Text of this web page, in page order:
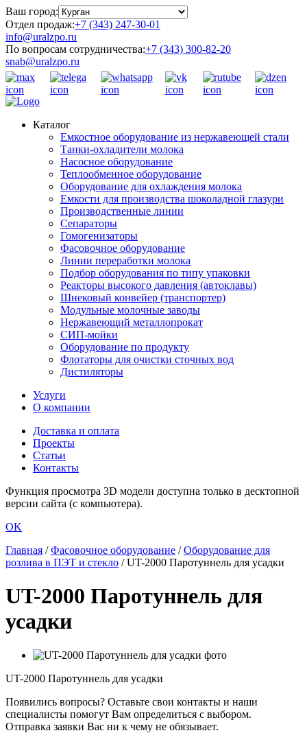
Ваш город:
Отдел продаж:+7 (343) 247-30-01
info@uralzpo.ru
По вопросам сотрудничества:+7 (343) 300-82-20
snab@uralzpo.ru
Каталог
Емкостное оборудование из нержавеющей стали
Танки-охладители молока
Насосное оборудование
Теплообменное оборудование
Оборудование для охлаждения молока
Емкости для производства шоколадной глазури
Производственные линии
Сепараторы
Гомогенизаторы
Фасовочное оборудование
Линии переработки молока
Подбор оборудования по типу упаковки
Реакторы высокого давления (автоклавы)
Шнековый конвейер (транспортер)
Модульные молочные заводы
Нержавеющий металлопрокат
СИП-мойки
Оборудование по продукту
Флотаторы для очистки сточных вод
Дистиляторы
Услуги
О компании
Доставка и оплата
Проекты
Статьи
Контакты
Функция просмотра 3D модели доступна только в десктопной
версии сайта (с компьютера).
OK
Главная /Фасовочное оборудование /Оборудование для
розлива в ПЭТ и стекло /UT-2000 Паротуннель для усадки
UT-2000 Паротуннель для
усадки
UT-2000 Паротуннель для усадки
Появились вопросы? Оставьте свои контакты и наши
специалисты помогут Вам определиться с выбором.
Отправка заявки Вас ни к чему не обязывает.